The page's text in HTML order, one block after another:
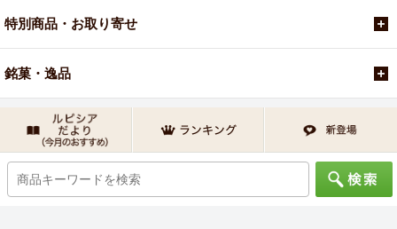
特別商品・お取り寄せ
銘菓・逸品